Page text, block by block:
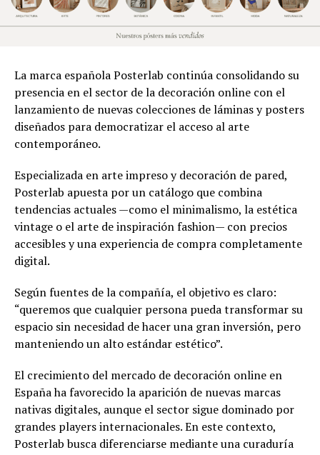
La marca española Posterlab continúa consolidando su
presencia en el sector de la decoración online con el
lanzamiento de nuevas colecciones de láminas y posters
diseñados para democratizar el acceso al arte
contemporáneo.
Especializada en arte impreso y decoración de pared,
Posterlab apuesta por un catálogo que combina
tendencias actuales —como el minimalismo, la estética
vintage o el arte de inspiración fashion— con precios
accesibles y una experiencia de compra completamente
digital.
Según fuentes de la compañía, el objetivo es claro:
“queremos que cualquier persona pueda transformar su
espacio sin necesidad de hacer una gran inversión, pero
manteniendo un alto estándar estético”.
El crecimiento del mercado de decoración online en
España ha favorecido la aparición de nuevas marcas
nativas digitales, aunque el sector sigue dominado por
grandes players internacionales. En este contexto,
Posterlab busca diferenciarse mediante una curaduría